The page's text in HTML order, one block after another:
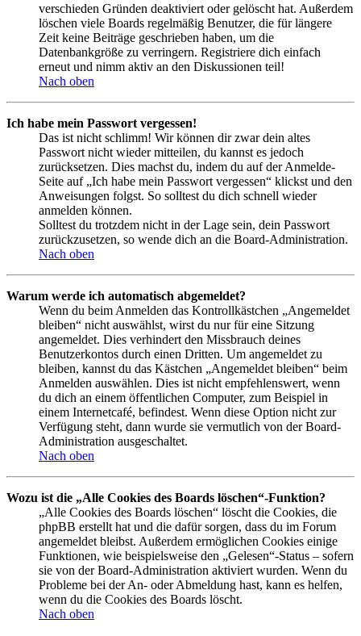
verschieden Gründen deaktiviert oder gelöscht hat. Außerdem
löschen viele Boards regelmäßig Benutzer, die für längere
Zeit keine Beiträge geschrieben haben, um die
Datenbankgröße zu verringern. Registriere dich einfach
erneut und nimm aktiv an den Diskussionen teil!
Nach oben
Ich habe mein Passwort vergessen!
Das ist nicht schlimm! Wir können dir zwar dein altes
Passwort nicht wieder mitteilen, du kannst es jedoch
zurücksetzen. Dies machst du, indem du auf der Anmelde-
Seite auf „Ich habe mein Passwort vergessen“ klickst und den
Anweisungen folgst. So solltest du dich schnell wieder
anmelden können.
Solltest du trotzdem nicht in der Lage sein, dein Passwort
zurückzusetzen, so wende dich an die Board-Administration.
Nach oben
Warum werde ich automatisch abgemeldet?
Wenn du beim Anmelden das Kontrollkästchen „Angemeldet
bleiben“ nicht auswählst, wirst du nur für eine Sitzung
angemeldet. Dies verhindert den Missbrauch deines
Benutzerkontos durch einen Dritten. Um angemeldet zu
bleiben, kannst du das Kästchen „Angemeldet bleiben“ beim
Anmelden auswählen. Dies ist nicht empfehlenswert, wenn
du dich an einem öffentlichen Computer, zum Beispiel in
einem Internetcafé, befindest. Wenn diese Option nicht zur
Verfügung steht, dann wurde sie vermutlich von der Board-
Administration ausgeschaltet.
Nach oben
Wozu ist die „Alle Cookies des Boards löschen“-Funktion?
„Alle Cookies des Boards löschen“ löscht die Cookies, die
phpBB erstellt hat und die dafür sorgen, dass du im Forum
angemeldet bleibst. Außerdem ermöglichen Cookies einige
Funktionen, wie beispielsweise den „Gelesen“-Status – sofern
sie von der Board-Administration aktiviert wurden. Wenn du
Probleme bei der An- oder Abmeldung hast, kann es helfen,
wenn du die Cookies des Boards löscht.
Nach oben